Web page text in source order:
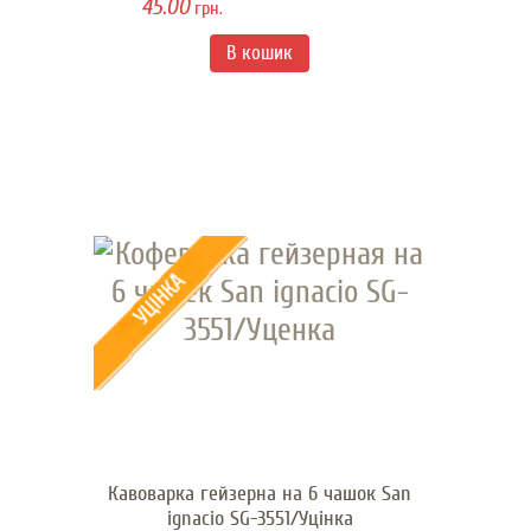
45.00грн.
Кавоварка гейзерна на 6 чашок San
ignacio SG-3551/Уцінка